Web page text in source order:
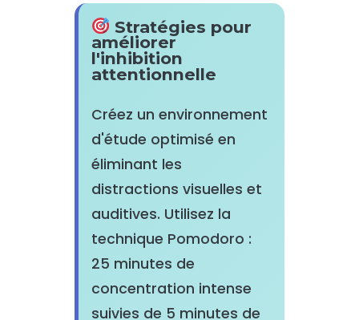
Stratégies pour
améliorer
l'inhibition
attentionnelle
Créez un environnement
d'étude optimisé en
éliminant les
distractions visuelles et
auditives. Utilisez la
technique Pomodoro :
25 minutes de
concentration intense
suivies de 5 minutes de